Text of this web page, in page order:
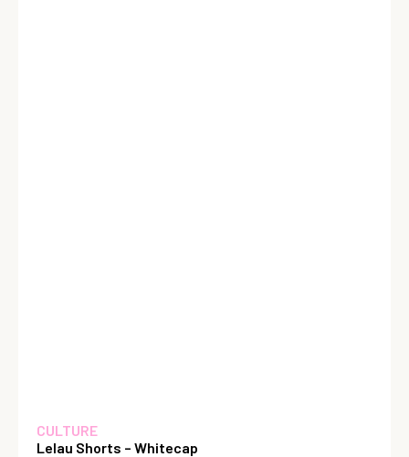
CULTURE
Lelau Shorts – Whitecap